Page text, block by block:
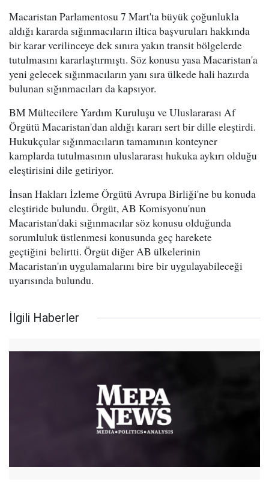
Macaristan Parlamentosu 7 Mart'ta büyük çoğunlukla
aldığı kararda sığınmacıların iltica başvuruları hakkında
bir karar verilinceye dek sınıra yakın transit bölgelerde
tutulmasını kararlaştırmıştı. Söz konusu yasa Macaristan'a
yeni gelecek sığınmacıların yanı sıra ülkede hali hazırda
bulunan sığınmacıları da kapsıyor.
BM Mültecilere Yardım Kuruluşu ve Uluslararası Af
Örgütü Macaristan'dan aldığı kararı sert bir dille eleştirdi.
Hukukçular sığınmacıların tamamının konteyner
kamplarda tutulmasının uluslararası hukuka aykırı olduğu
eleştirisini dile getiriyor.
İnsan Hakları İzleme Örgütü Avrupa Birliği'ne bu konuda
eleştiride bulundu. Örgüt, AB Komisyonu'nun
Macaristan'daki sığınmacılar söz konusu olduğunda
sorumluluk üstlenmesi konusunda geç harekete
geçtiğini belirtti. Örgüt diğer AB ülkelerinin
Macaristan'ın uygulamalarını bire bir uygulayabileceği
uyarısında bulundu.
İlgili Haberler